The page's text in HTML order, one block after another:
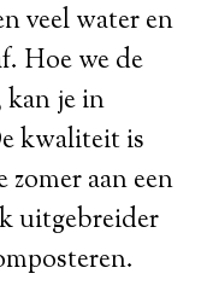
veel water en
Hoe we de
kan je in
kwaliteit is
zomer aan een
uitgebreider